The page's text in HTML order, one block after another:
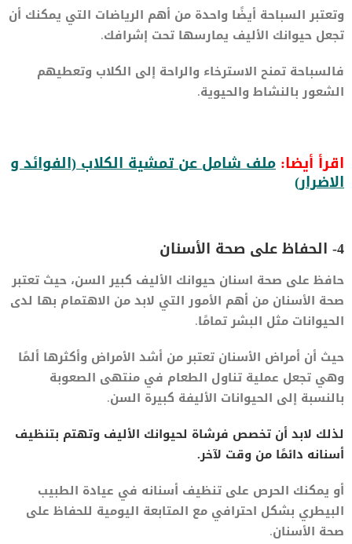
وتعتبر السباحة أيضًا واحدة من أهم الرياضات التي يمكنك أن
تجعل حيوانك الأليف يمارسها تحت إشرافك.
فالسباحة تمنح الاسترخاء والراحة إلى الكلاب وتعطيهم
الشعور بالنشاط والحيوية.
اقرأ أيضا: ملف شامل عن تمشية الكلاب (الفوائد و
الاضرار)
4- الحفاظ على صحة الأسنان
حافظ على صحة اسنان حيوانك الأليف كبير السن، حيث تعتبر
صحة الأسنان من أهم الأمور التي لابد من الاهتمام بها لدى
الحيوانات مثل البشر تمامًا.
حيث أن أمراض الأسنان تعتبر من أشد الأمراض وأكثرها ألمًا
وهي تجعل عملية تناول الطعام في منتهى الصعوبة
بالنسبة إلى الحيوانات الأليفة كبيرة السن.
لذلك لابد أن تخصص فرشاة لحيوانك الأليف وتهتم بتنظيف
أسنانه دائمًا من وقت لآخر.
أو يمكنك الحرص على تنظيف أسنانه في عيادة الطبيب
البيطري بشكل احترافي مع المتابعة اليومية للحفاظ على
صحة الأسنان.